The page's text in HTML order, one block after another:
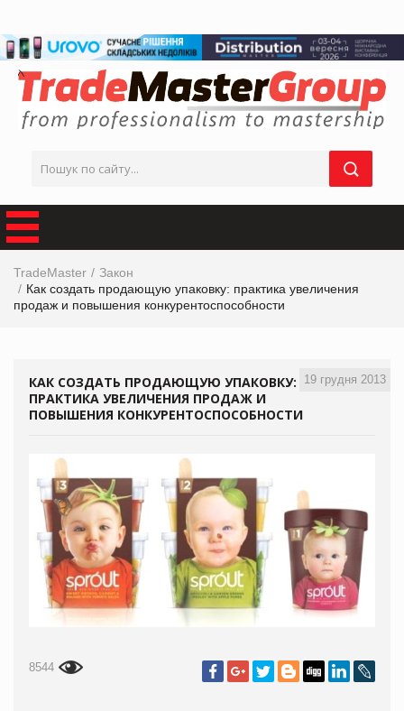
TradeMaster
Закон
Как создать продающую упаковку: практика увеличения
продаж и повышения конкурентоспособности
19 грудня 2013
КАК СОЗДАТЬ ПРОДАЮЩУЮ УПАКОВКУ:
ПРАКТИКА УВЕЛИЧЕНИЯ ПРОДАЖ И
ПОВЫШЕНИЯ КОНКУРЕНТОСПОСОБНОСТИ
8544